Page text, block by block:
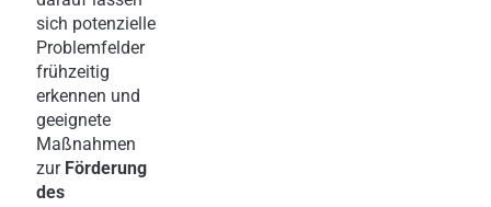
sich potenzielle
Problemfelder
frühzeitig
erkennen und
geeignete
Maßnahmen
zur Förderung
des